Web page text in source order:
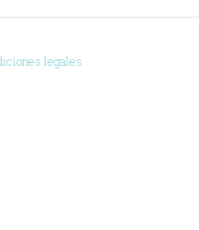
legales